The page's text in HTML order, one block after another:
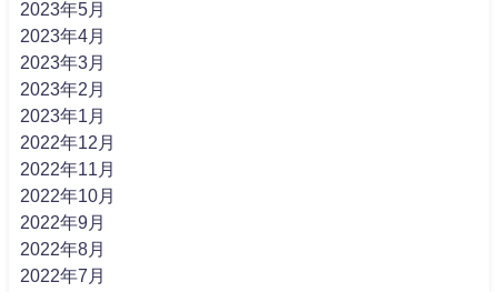
2023年5月
2023年4月
2023年3月
2023年2月
2023年1月
2022年12月
2022年11月
2022年10月
2022年9月
2022年8月
2022年7月